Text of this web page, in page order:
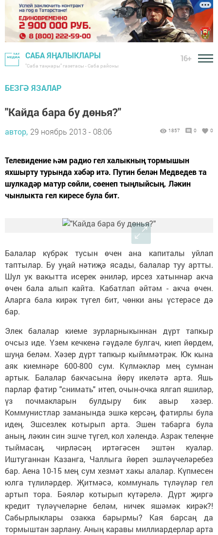
САБА ЯҢАЛЫКЛАРЫ
"Саба таңнары" газетасы - Саба районы
16+
БЕЗГӘ ЯЗАЛАР
"Кайда бара бу дөнья?"
автор, 29 ноябрь 2013 - 08:06 1857 0 0
Телевидение һәм радио гел халыкның тормышын
яхшырту турында хәбәр итә. Путин белән Медведев та
шулкадәр матур сөйли, сөенеп тыңлыйсың. Ләкин
чынлыкта гел киресе була бит.
Балалар күбрәк тусын өчен ана капиталы уйлап
таптылар. Бу уңай нәтиҗә ясады, балалар туу артты.
Шул ук вакытта исерек әниләр, ирсез хатыннар акча
өчен бала алып кайта. Кабатлап әйтәм - акча өчен.
Аларга бала кирәк түгел бит, чөнки аны үстерәсе дә
бар.
Элек балалар киеме зурларныкыннан дүрт тапкыр
очсыз иде. Үзем кечкенә гәүдәле булгач, киеп йөрдем,
шуңа беләм. Хәзер дүрт тапкыр кыйммәтрәк. Юк кына
аяк киемнәре 600-800 сум. Күлмәкләр мең сумнан
артык. Балалар бакчасына йөрү икеләтә арта. Яшь
парлар фатир "снимать" итеп, очын-очка ялгап яшиләр,
үз почмакларын булдыру бик авыр хәзер.
Коммунистлар заманында эшкә керсәң, фатирлы була
идең. Эшсезлек котырып арта. Эшен табарга була
аның, ләкин син эшче түгел, кол хәлендә. Азрак телеңне
тыймасаң, чирләсәң иртәгәсен эштән куалар.
Иштуганнан Казанга, Чаллыга йөреп эшләүчеләребез
бар. Аена 10-15 мең сум хезмәт хакы алалар. Күпмесен
юлга түлиләрдер. Җитмәсә, коммуналь түләүләр гел
артып тора. Бәяләр котырып күтәрелә. Дүрт җиргә
кредит түләүчеләрне беләм, ничек яшәмәк кирәк?!
Сабырлыклары озакка барырмы? Кая барсаң да
тормыштан зарлану. Аның каравы миллиардерлар арта